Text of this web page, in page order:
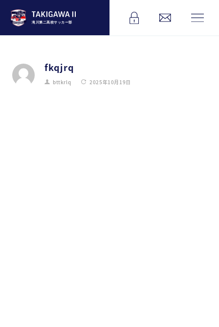
滝川第二高校サッカー部
fkqjrq
bttkrlq 2025年10月19日